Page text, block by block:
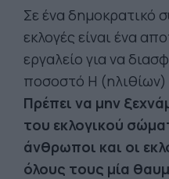
Σε ένα δημοκρατικό
εκλογές είναι ένα
εργαλείο για να
ποσοστό Η (ηλιθίων)
Πρέπει να μην
του εκλογικού
άνθρωποι και οι
όλους τους μία